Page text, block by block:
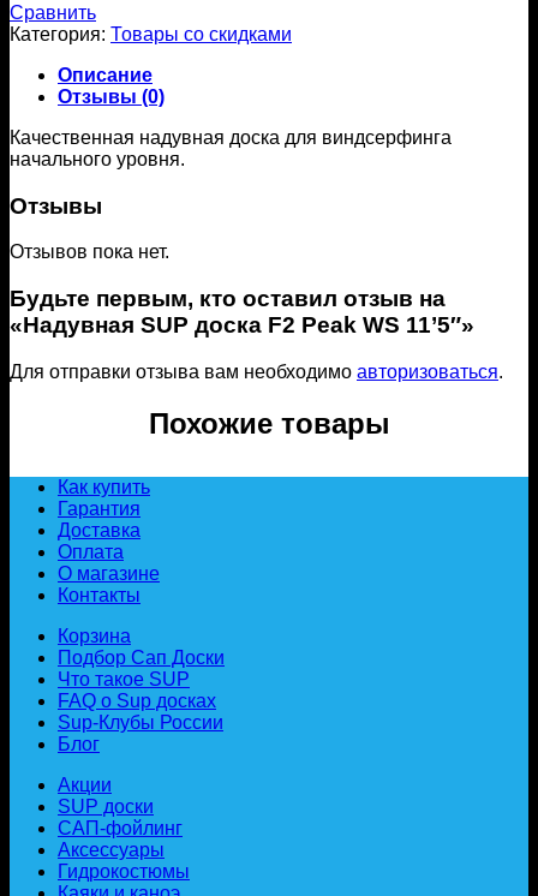
Сравнить
Категория: Товары со скидками
Описание
Отзывы (0)
Качественная надувная доска для виндсерфинга
начального уровня.
Отзывы
Отзывов пока нет.
Будьте первым, кто оставил отзыв на
«Надувная SUP доска F2 Peak WS 11’5″»
Для отправки отзыва вам необходимо авторизоваться.
Похожие товары
Как купить
Гарантия
Доставка
Оплата
О магазине
Контакты
Корзина
Подбор Сап Доски
Что такое SUP
FAQ о Sup досках
Sup-Клубы России
Блог
Акции
SUP доски
САП-фойлинг
Аксессуары
Гидрокостюмы